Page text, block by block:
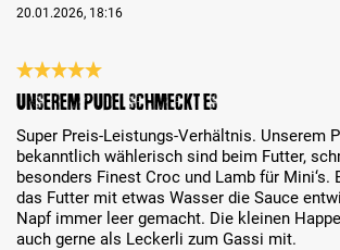
20.01.2026, 18:16
Análise com classificação de 5 de 5 estrelas
Unserem Pudel schmeckt es
Super Preis-Leistungs-Verhältnis. Unserem
bekanntlich wählerisch sind beim Futter,
besonders Finest Croc und Lamb für Mini‘s.
das Futter mit etwas Wasser die Sauce
Napf immer leer gemacht. Die kleinen
auch gerne als Leckerli zum Gassi mit.